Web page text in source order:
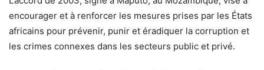
encourager et à renforcer les mesures prises par les États
africains pour prévenir, punir et éradiquer la corruption et
les crimes connexes dans les secteurs public et privé.